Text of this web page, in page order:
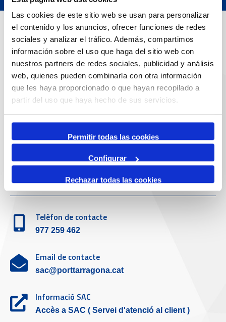
Las cookies de este sitio web se usan para personalizar
el contenido y los anuncios, ofrecer funciones de redes
sociales y analizar el tráfico. Además, compartimos
información sobre el uso que haga del sitio web con
nuestros partners de redes sociales, publicidad y análisis
web, quienes pueden combinarla con otra información
que les haya proporcionado o que hayan recopilado a
partir del uso que haya hecho de sus servicios.
Permitir todas las cookies
Configurar
Rechazar todas las cookies
Dades de Contacte
Adreça
Passeig de l'Escullera s/n, 43004 Tarragona
Telèfon de contacte
977 259 400
Emergències
(+34) 900 229 900
Servei d'atenció al client
Telèfon de contacte
977 259 462
Email de contacte
sac@porttarragona.cat
Informació SAC
Accès a SAC ( Servei d'atenció al client )